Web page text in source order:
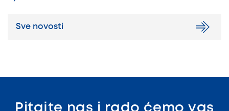
Sve novosti